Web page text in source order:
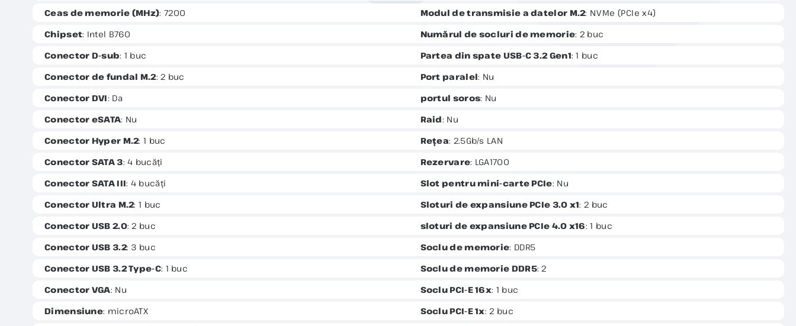
Ceas de memorie (MHz): 7200
Chipset: Intel B760
Conector D-sub: 1 buc
Conector de fundal M.2: 2 buc
Conector DVI: Da
Conector eSATA: Nu
Conector Hyper M.2: 1 buc
Conector SATA 3: 4 bucăți
Conector SATA III: 4 bucăți
Conector Ultra M.2: 1 buc
Conector USB 2.0: 2 buc
Conector USB 3.2: 3 buc
Conector USB 3.2 Type-C: 1 buc
Conector VGA: Nu
Dimensiune: microATX
Modul de transmisie a datelor M.2: NVMe (PCIe x4)
Numărul de socluri de memorie: 2 buc
Partea din spate USB-C 3.2 Gen1: 1 buc
Port paralel: Nu
portul soros: Nu
Raid: Nu
Rețea: 2.5Gb/s LAN
Rezervare: LGA1700
Slot pentru mini-carte PCIe: Nu
Sloturi de expansiune PCIe 3.0 x1: 2 buc
sloturi de expansiune PCIe 4.0 x16: 1 buc
Soclu de memorie: DDR5
Soclu de memorie DDR5: 2
Soclu PCI-E 16x: 1 buc
Soclu PCI-E 1x: 2 buc